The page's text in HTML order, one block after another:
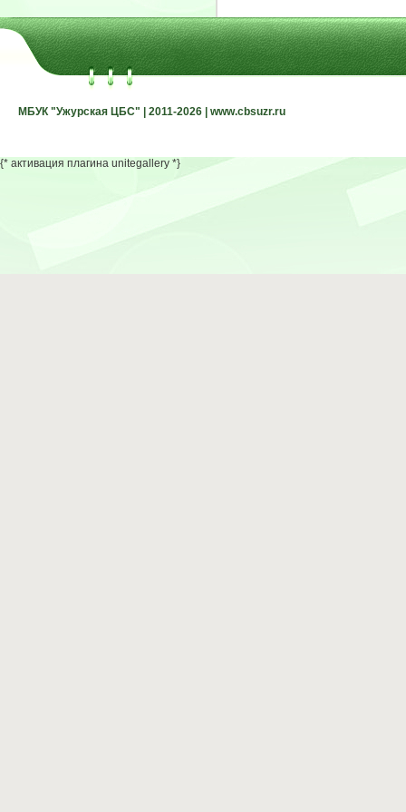
МБУК "Ужурская ЦБС" | 2011-2026 | www.cbsuzr.ru
МБУК "Ужурская ЦБС" | 2011-2026 | www.cbsuzr.ru
{* активация плагина unitegallery *}